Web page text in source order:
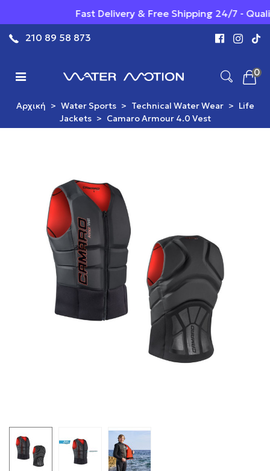
Fast Delivery & Free Shipping 24/7 -
210 89 58 873
0
Αρχική > Water Sports > Technical Water Wear > Life
Jackets > Camaro Armour 4.0 Vest